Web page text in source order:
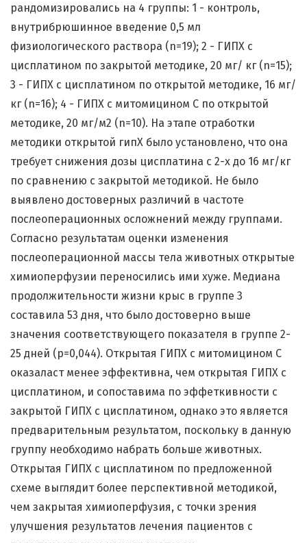
рандомизировались на 4 группы: 1 - контроль,
внутрибрюшинное введение 0,5 мл
физиологического раствора (n=19); 2 - ГИПХ с
цисплатином по закрытой методике, 20 мг/ кг (n=15);
3 - ГИПХ с цисплатином по открытой методике, 16 мг/
кг (n=16); 4 - ГИПХ с митомицином С по открытой
методике, 20 мг/м2 (n=10). На этапе отработки
методики открытой гипХ было установлено, что она
требует снижения дозы цисплатина с 2-х до 16 мг/кг
по сравнению с закрытой методикой. Не было
выявлено достоверных различий в частоте
послеоперационных осложнений между группами.
Согласно результатам оценки изменения
послеоперационной массы тела животных открытые
химиоперфузии переносились ими хуже. Медиана
продолжительности жизни крыс в группе 3
составила 53 дня, что было достоверно выше
значения соответствующего показателя в группе 2-
25 дней (p=0,044). Открытая ГИПХ с митомицином С
оказаласт менее эффективна, чем открытая ГИПХ с
цисплатином, и сопоставима по эффеткивности с
закрытой ГИПХ с цисплатином, однако это является
предварительным результатом, поскольку в данную
группу необходимо набрать больше животных.
Открытая ГИПХ с цисплатином по предложенной
схеме выглядит более перспективной методикой,
чем закрытая химиоперфузия, с точки зрения
улучшения результатов лечения пациентов с